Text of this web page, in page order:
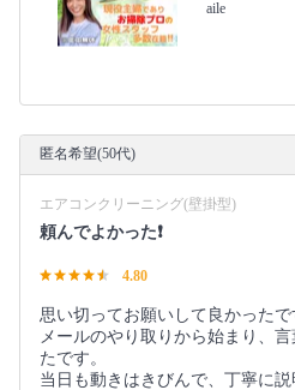
aile
匿名希望(50代)
エアコンクリーニング(壁掛型)
頼んでよかった❗️
4.80
思い切ってお願いして良かったで
メールのやり取りから始まり、
たです。
当日も動きはきびんで、丁寧に